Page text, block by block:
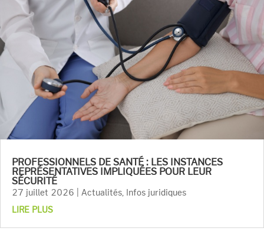
PROFESSIONNELS DE SANTÉ : LES INSTANCES
REPRÉSENTATIVES IMPLIQUÉES POUR LEUR
SÉCURITÉ
27 juillet 2026 Actualités
Infos juridiques
LIRE PLUS